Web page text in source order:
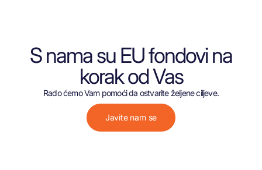
S nama su EU fondovi na
korak od Vas
Rado ćemo Vam pomoći da ostvarite željene ciljeve.
Javite nam se